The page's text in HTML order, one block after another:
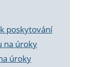
poskytování
na úroky
úroky